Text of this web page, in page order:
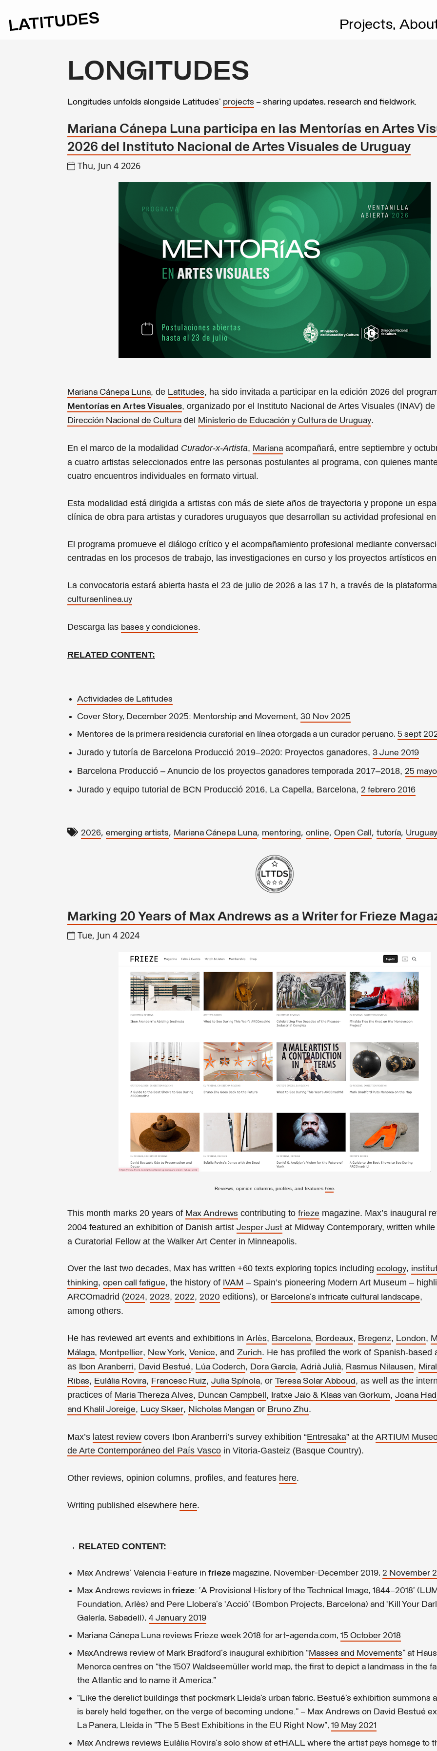
Projects,
LONGITUDES
Longitudes unfolds alongside Latitudes’ projects – sharing updates, research and fieldwork.
Mariana Cánepa Luna participa en las Mentorías en Artes
2026 del Instituto Nacional de Artes Visuales de Uruguay
Thu, Jun 4 2026
Mariana Cánepa Luna, de Latitudes, ha sido invitada a participar en la edición 2026 del
Mentorías en Artes Visuales, organizado por el Instituto Nacional de Artes Visuales (INAV) de
Dirección Nacional de Cultura del Ministerio de Educación y Cultura de Uruguay.
En el marco de la modalidad Curador-x-Artista, Mariana acompañará, entre septiembre y
a cuatro artistas seleccionados entre las personas postulantes al programa, con quienes
cuatro encuentros individuales en formato virtual.
Esta modalidad está dirigida a artistas con más de siete años de trayectoria y propone un
clínica de obra para artistas y curadores uruguayos que desarrollan su actividad profesional
El programa promueve el diálogo crítico y el acompañamiento profesional mediante
centradas en los procesos de trabajo, las investigaciones en curso y los proyectos artísticos
La convocatoria estará abierta hasta el 23 de julio de 2026 a las 17 h, a través de la plataforma
culturaenlinea.uy
Descarga las bases y condiciones.
RELATED CONTENT:
Actividades de Latitudes
Cover Story, December 2025: Mentorship and Movement, 30 Nov 2025
Mentores de la primera residencia curatorial en línea otorgada a un curador peruano, 5 sept
Jurado y tutoría de Barcelona Producció 2019–2020: Proyectos ganadores, 3 June 2019
Barcelona Producció – Anuncio de los proyectos ganadores temporada 2017–2018, 25
Jurado y equipo tutorial de BCN Producció 2016, La Capella, Barcelona, 2 febrero 2016
2026, emerging artists, Mariana Cánepa Luna, mentoring, online, Open Call, tutoría, Uruguay
Marking 20 Years of Max Andrews as a Writer for Frieze
Tue, Jun 4 2024
Reviews, opinion columns, profiles, and features here.
This month marks 20 years of Max Andrews contributing to frieze magazine. Max’s inaugural
2004 featured an exhibition of Danish artist Jesper Just at Midway Contemporary, written
a Curatorial Fellow at the Walker Art Center in Minneapolis.
Over the last two decades, Max has written +60 texts exploring topics including ecology,
thinking, open call fatigue, the history of IVAM – Spain’s pioneering Modern Art Museum –
ARCOmadrid (2024, 2023, 2022, 2020 editions), or Barcelona's intricate cultural landscape,
among others.
He has reviewed art events and exhibitions in Arlès, Barcelona, Bordeaux, Bregenz, London,
Málaga, Montpellier, New York, Venice, and Zurich. He has profiled the work of Spanish-based
as Ibon Aranberri, David Bestué, Lúa Coderch, Dora García, Adrià Julià, Rasmus Nilausen,
Ribas, Eulàlia Rovira, Francesc Ruiz, Julia Spínola, or Teresa Solar Abboud, as well as the
practices of Maria Thereza Alves, Duncan Campbell, Iratxe Jaio & Klaas van Gorkum, Joana
and Khalil Joreige, Lucy Skaer, Nicholas Mangan or Bruno Zhu.
Max’s latest review covers Ibon Aranberri’s survey exhibition “Entresaka” at the ARTIUM
de Arte Contemporáneo del País Vasco in Vitoria-Gasteiz (Basque Country).
Other reviews, opinion columns, profiles, and features here.
Writing published elsewhere here.
→ RELATED CONTENT:
Max Andrews' Valencia Feature in frieze magazine, November-December 2019, 2 November
Max Andrews reviews in frieze: ‘A Provisional History of the Technical Image, 1844–2018’
Foundation, Arlès) and Pere Llobera's ‘Acció’ (Bombon Projects, Barcelona) and ‘Kill Your
Galería, Sabadell), 4 January 2019
Mariana Cánepa Luna reviews Frieze week 2018 for art-agenda.com, 15 October 2018
MaxAndrews review of Mark Bradford's inaugural exhibition “Masses and Movements” at
Menorca centres on “the 1507 Waldseemüller world map, the first to depict a landmass in the
the Atlantic and to name it America.”
“Like the derelict buildings that pockmark Lleida’s urban fabric, Bestué’s exhibition summons
is barely held together, on the verge of becoming undone.” – Max Andrews on David Bestué
La Panera, Lleida in "The 5 Best Exhibitions in the EU Right Now", 19 May 2021
Max Andrews reviews Eulàlia Rovira's solo show at etHALL where the artist pays homage to